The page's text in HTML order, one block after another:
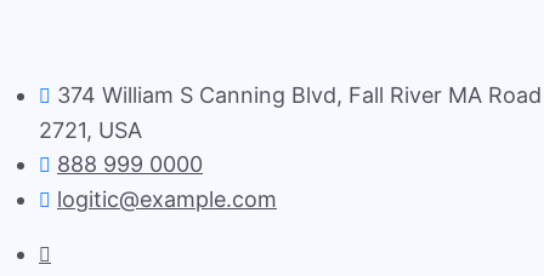
374 William S Canning Blvd, Fall River MA Road
2721, USA
888 999 0000
logitic@example.com